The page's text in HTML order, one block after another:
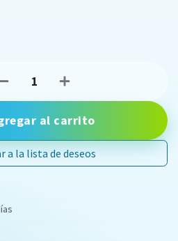
al carrito
a la lista de deseos